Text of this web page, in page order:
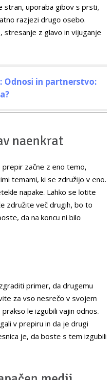
stran, uporaba gibov s prsti,
razjezi drugo osebo.
stresanje z glavo in vijuganje
Odnosi in partnerstvo:
naenkrat
začne z eno temo,
temami, ki se združijo v eno.
napake. Lahko se lotite
združite več drugih, bo to
da na koncu ni bilo
primer, da drugemu
za vso nesrečo v svojem
le izgubili vajin odnos.
v prepiru in da je drugi
je, da boste s tem izgubili